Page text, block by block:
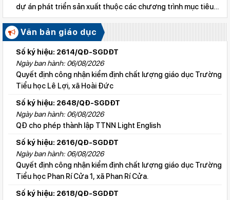
dự án phát triển sản xuất thuộc các chương trình mục tiêu
quốc gia
Văn bản giáo dục
Số ký hiệu: 2614/QĐ-SGDĐT
Ngày ban hành: 06/08/2026
Quyết định công nhận kiểm định chất lượng giáo dục Trường
Tiểu học Lê Lợi, xã Hoài Đức
Số ký hiệu: 2648/QĐ-SGDĐT
Ngày ban hành: 06/08/2026
QĐ cho phép thành lập TTNN Light English
Số ký hiệu: 2616/QĐ-SGDĐT
Ngày ban hành: 06/08/2026
Quyết định công nhận kiểm định chất lượng giáo dục Trường
Tiểu học Phan Rí Cửa 1, xã Phan Rí Cửa.
Số ký hiệu: 2618/QĐ-SGDĐT